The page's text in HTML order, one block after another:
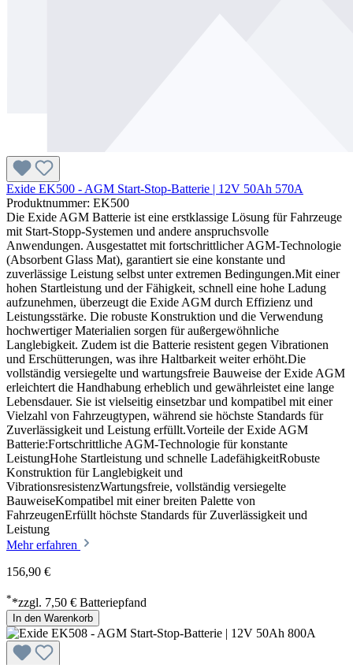
Exide EK500 - AGM Start-Stop-Batterie | 12V 50Ah 570A
Produktnummer: EK500
Die Exide AGM Batterie ist eine erstklassige Lösung für Fahrzeuge
mit Start-Stopp-Systemen und andere anspruchsvolle
Anwendungen. Ausgestattet mit fortschrittlicher AGM-Technologie
(Absorbent Glass Mat), garantiert sie eine konstante und
zuverlässige Leistung selbst unter extremen Bedingungen.Mit einer
hohen Startleistung und der Fähigkeit, schnell eine hohe Ladung
aufzunehmen, überzeugt die Exide AGM durch Effizienz und
Leistungsstärke. Die robuste Konstruktion und die Verwendung
hochwertiger Materialien sorgen für außergewöhnliche
Langlebigkeit. Zudem ist die Batterie resistent gegen Vibrationen
und Erschütterungen, was ihre Haltbarkeit weiter erhöht.Die
vollständig versiegelte und wartungsfreie Bauweise der Exide AGM
erleichtert die Handhabung erheblich und gewährleistet eine lange
Lebensdauer. Sie ist vielseitig einsetzbar und kompatibel mit einer
Vielzahl von Fahrzeugtypen, während sie höchste Standards für
Zuverlässigkeit und Leistung erfüllt.Vorteile der Exide AGM
Batterie:Fortschrittliche AGM-Technologie für konstante
LeistungHohe Startleistung und schnelle LadefähigkeitRobuste
Konstruktion für Langlebigkeit und
VibrationsresistenzWartungsfreie, vollständig versiegelte
BauweiseKompatibel mit einer breiten Palette von
FahrzeugenErfüllt höchste Standards für Zuverlässigkeit und
Leistung
Mehr erfahren
156,90 €
**zzgl. 7,50 € Batteriepfand
In den Warenkorb